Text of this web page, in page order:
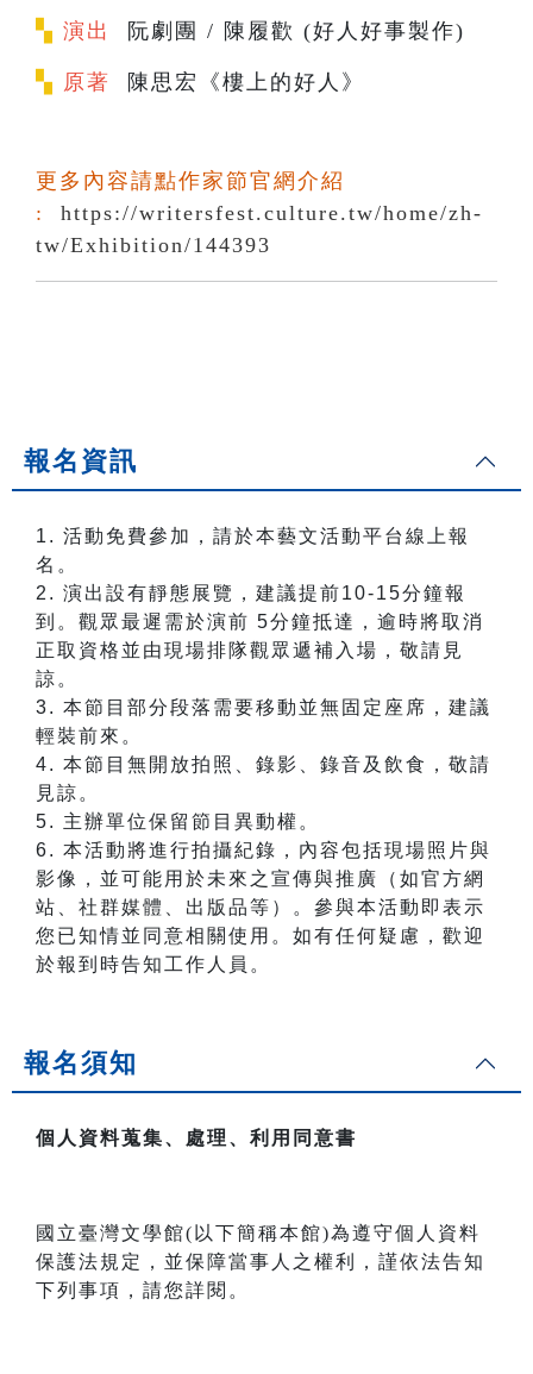
▚ 演出 阮劇團 / 陳履歡 (好人好事製作)
▚ 原著 陳思宏《樓上的好人》
更多內容請點作家節官網介紹
:
https://writersfest.culture.tw/home/zh-
tw/Exhibition/144393
報名資訊
1. 活動免費參加，請於本藝文活動平台線上報
名。
2. 演出設有靜態展覽，建議提前10-15分鐘報
到。觀眾最遲需於演前 5分鐘抵達，逾時將取消
正取資格並由現場排隊觀眾遞補入場，敬請見
諒。
3. 本節目部分段落需要移動並無固定座席，建議
輕裝前來。
4. 本節目無開放拍照、錄影、錄音及飲食，敬請
見諒。
5. 主辦單位保留節目異動權。
6. 本活動將進行拍攝紀錄，內容包括現場照片與
影像，並可能用於未來之宣傳與推廣（如官方網
站、社群媒體、出版品等）。參與本活動即表示
您已知情並同意相關使用。如有任何疑慮，歡迎
於報到時告知工作人員。
報名須知
個人資料蒐集、處理、利用同意書
國立臺灣文學館(以下簡稱本館)為遵守個人資料
保護法規定，並保障當事人之權利，謹依法告知
下列事項，請您詳閱。